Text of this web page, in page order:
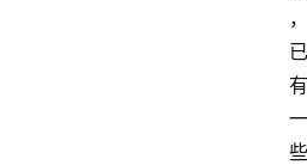
，
已
有
一
些